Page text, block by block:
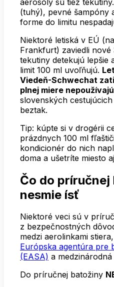
(tuhý), pevné šampóny
forme do limitu
Niektoré letiská v EÚ
Frankfurt) zaviedli
tekutiny detekujú lepšie
limit 100 ml uvoľňujú.
Viedeň-Schwechat
plnej miere nepoužívajú
slovenských
beztak.
Tip: kúpte si v drogérii
prázdnych 100 ml
kondicionér do nich
doma a ušetríte miesto
Čo do
nesmie ísť
Niektoré veci sú v
z bezpečnostných
medzi aerolinkami
Európska agentúra pre
(EASA) a medzinárodná
Do príručnej batožiny